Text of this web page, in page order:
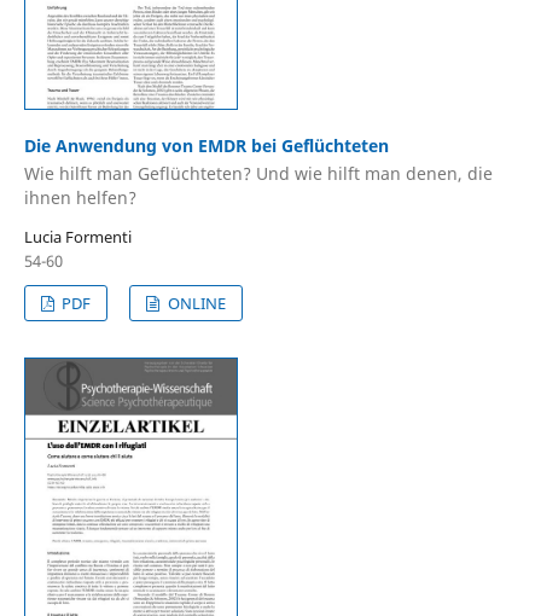
Die Anwendung von EMDR bei Geflüchteten
Wie hilft man Geflüchteten? Und wie hilft man denen, die
ihnen helfen?
Lucia Formenti
54-60
PDF
ONLINE